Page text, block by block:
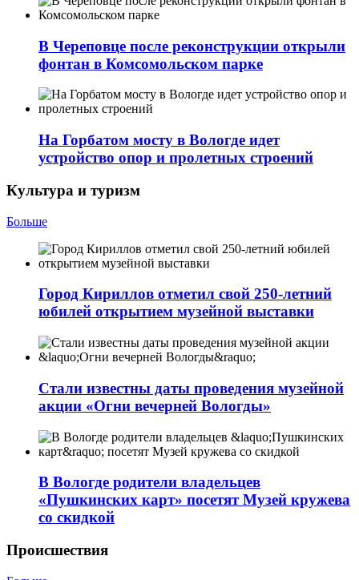
В Череповце после реконструкции открыли
фонтан в Комсомольском парке
На Горбатом мосту в Вологде идет
устройство опор и пролетных строений
Культура и туризм
Больше
Город Кириллов отметил свой 250-летний
юбилей открытием музейной выставки
Стали известны даты проведения музейной
акции «Огни вечерней Вологды»
В Вологде родители владельцев
«Пушкинских карт» посетят Музей кружева
со скидкой
Происшествия